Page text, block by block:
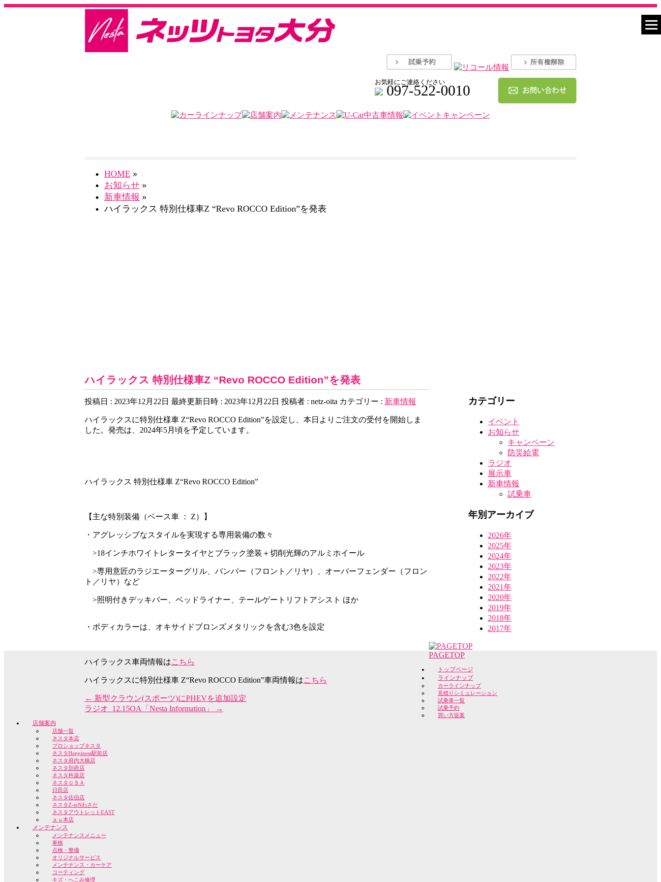
お気軽にご連絡ください
097-522-0010
HOME »
お知らせ »
新車情報 »
ハイラックス 特別仕様車Z “Revo ROCCO Edition”を発表
ハイラックス 特別仕様車Z “Revo ROCCO Edition”を発表
投稿日 : 2023年12月22日 最終更新日時 : 2023年12月22日 投稿者 : netz-oita カテゴリー : 新車情報
ハイラックスに特別仕様車 Z“Revo ROCCO Edition”を設定し、本日よりご注文の受付を開始しま
した。発売は、2024年5月頃を予定しています。
ハイラックス 特別仕様車 Z“Revo ROCCO Edition”
【主な特別装備（ベース車 ： Z）】
・アグレッシブなスタイルを実現する専用装備の数々
>18インチホワイトレタータイヤとブラック塗装＋切削光輝のアルミホイール
>専用意匠のラジエーターグリル、バンパー（フロント／リヤ）、オーバーフェンダー（フロン
ト／リヤ）など
>照明付きデッキバー、ベッドライナー、テールゲートリフトアシスト ほか
・ボディカラーは、オキサイドブロンズメタリックを含む3色を設定
ハイラックス車両情報はこちら
ハイラックスに特別仕様車 Z“Revo ROCCO Edition”車両情報はこちら
← 新型クラウン(スポーツ)にPHEVを追加設定
ラジオ_12.15OA「Nesta Information」
→
カテゴリー
イベント
お知らせ
キャンペーン
防災給電
ラジオ
展示車
新車情報
試乗車
年別アーカイブ
2026年
2025年
2024年
2023年
2022年
2021年
2020年
2019年
2018年
2017年
PAGETOP
トップページ
ラインナップ
カーラインナップ
見積りシミュレーション
試乗車一覧
試乗予約
買い方提案
店舗案内
店舗一覧
ネスタ本店
プロショップネスタ
ネスタHappiness駅前店
ネスタ府内大橋店
ネスタ別府店
ネスタ杵築店
ネスタＵＳＡ
日田店
ネスタ佐伯店
ネスタZ-teNわさだ
ネスタアウトレットEAST
ａｕ本店
メンテナンス
メンテナンスメニュー
車検
点検・整備
オリジナルサービス
メンテナンス・カーケア
コーティング
キズ・へこみ修理